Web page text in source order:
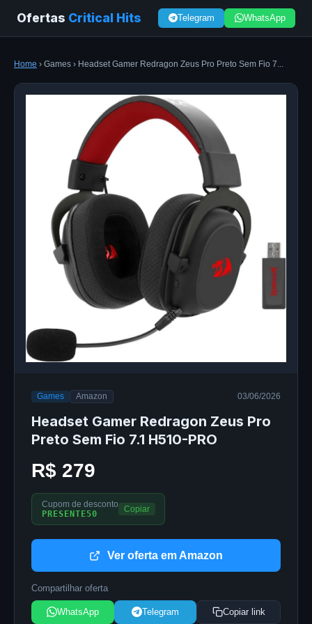
Ofertas Critical Hits Telegram WhatsApp
Home › Games › Headset Gamer Redragon Zeus Pro Preto Sem Fio 7...
Games Amazon 03/06/2026
Headset Gamer Redragon Zeus Pro
Preto Sem Fio 7.1 H510-PRO
R$ 279
Cupom de desconto
PRESENTE50
Copiar
Ver oferta em Amazon
Compartilhar oferta
WhatsApp Telegram Copiar link